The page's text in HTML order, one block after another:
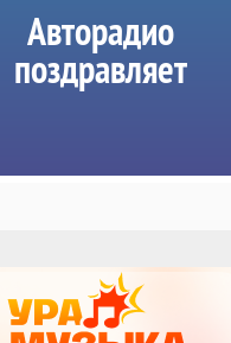
Авторадио
поздравляет